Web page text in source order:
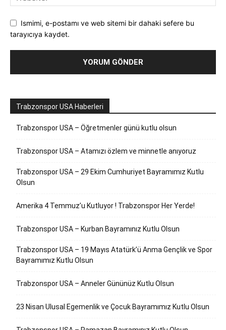
Ismimi, e-postamı ve web sitemi bir dahaki sefere bu
tarayıcıya kaydet.
Trabzonspor USA Haberleri
Trabzonspor USA – Öğretmenler günü kutlu olsun
Trabzonspor USA – Atamızı özlem ve minnetle anıyoruz
Trabzonspor USA – 29 Ekim Cumhuriyet Bayramımız Kutlu
Olsun
Amerika 4 Temmuz’u Kutluyor ! Trabzonspor Her Yerde!
Trabzonspor USA – Kurban Bayramınız Kutlu Olsun
Trabzonspor USA – 19 Mayıs Atatürk’ü Anma Gençlik ve Spor
Bayramımız Kutlu Olsun
Trabzonspor USA – Anneler Gününüz Kutlu Olsun
23 Nisan Ulusal Egemenlik ve Çocuk Bayramımız Kutlu Olsun